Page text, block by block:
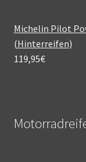
Michelin Pilot
(Hinterreifen)
119,95€